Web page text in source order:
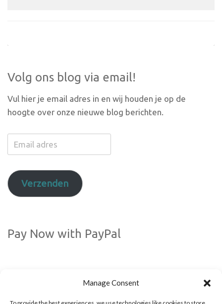
Manage Consent
Volg ons blog via email!
Vul hier je email adres in en wij houden je op de
hoogte over onze nieuwe blog berichten.
Email
adres
Verzenden
Pay Now with PayPal